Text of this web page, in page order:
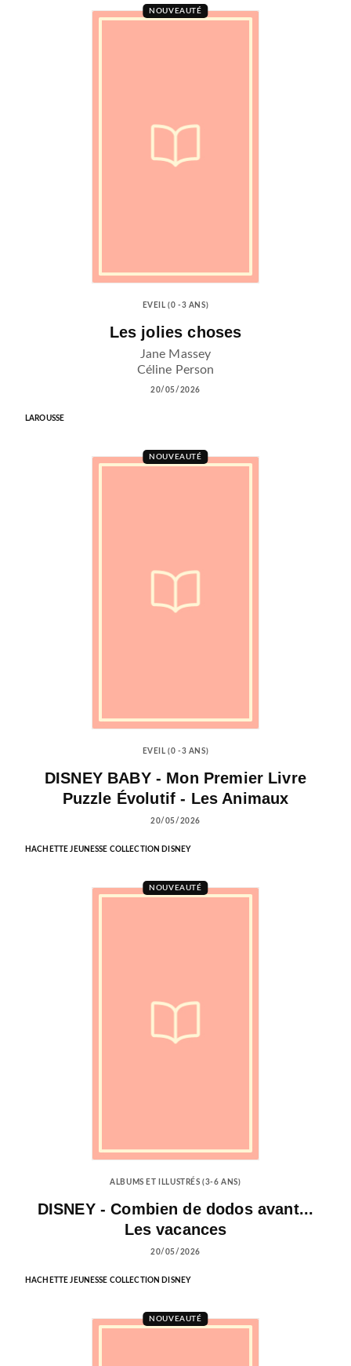
NOUVEAUTÉ
EVEIL (0 -3 ANS)
Les jolies choses
Jane Massey
Céline Person
20/05/2026
LAROUSSE
NOUVEAUTÉ
EVEIL (0 -3 ANS)
DISNEY BABY - Mon Premier Livre
Puzzle Évolutif - Les Animaux
20/05/2026
HACHETTE JEUNESSE COLLECTION DISNEY
NOUVEAUTÉ
ALBUMS ET ILLUSTRÉS (3-6 ANS)
DISNEY - Combien de dodos avant...
Les vacances
20/05/2026
HACHETTE JEUNESSE COLLECTION DISNEY
NOUVEAUTÉ